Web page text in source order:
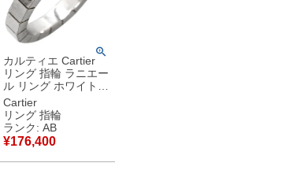
カルティエ Cartier
リング 指輪 ラニエー
ル リング ホワイトゴ
ールド #48(JP8) 750
WG 18金 18K 8号
【中古】中古品
Cartier
リング 指輪
ランク: AB
¥176,400